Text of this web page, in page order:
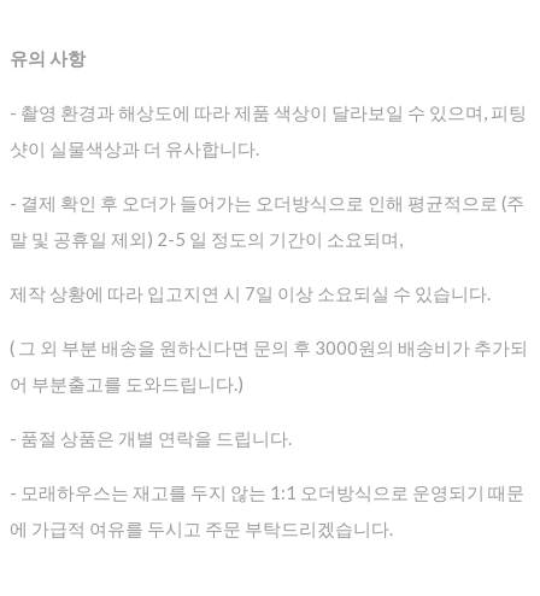
유의 사항
- 촬영 환경과 해상도에 따라 제품 색상이 달라보일 수 있으며, 피팅
샷이 실물색상과 더 유사합니다.
- 결제 확인 후 오더가 들어가는 오더방식으로 인해 평균적으로 (주
말 및 공휴일 제외) 2-5 일 정도의 기간이 소요되며,
제작 상황에 따라 입고지연 시 7일 이상 소요되실 수 있습니다.
( 그 외 부분 배송을 원하신다면 문의 후 3000원의 배송비가 추가되
어 부분출고를 도와드립니다.)
- 품절 상품은 개별 연락을 드립니다.
- 모래하우스는 재고를 두지 않는 1:1 오더방식으로 운영되기 때문
에 가급적 여유를 두시고 주문 부탁드리겠습니다.